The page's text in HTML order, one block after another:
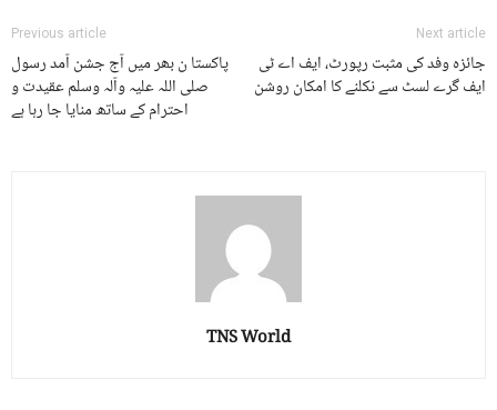
Previous article
پاکستا ن بھر میں آج جشن آمد رسول
صلی اللہ علیہ وآلہ وسلم عقیدت و
احترام کے ساتھ منایا جا رہا ہے
Next article
جائزہ وفد کی مثبت رپورٹ، ایف اے ٹی
ایف گرے لسٹ سے نکلنے کا امکان روشن
TNS World